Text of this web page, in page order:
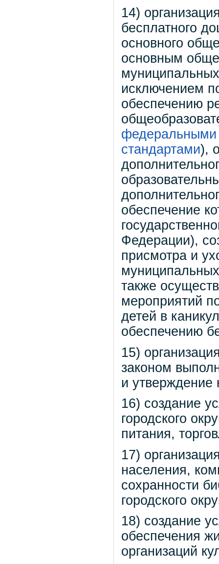
14)
бесплатного
основного
основным
исключением
обеспечению
федеральными
стандартами),
обеспечение
Федерации),
присмотра и
также
мероприятий
детей в
обеспечению
15)
законом
и утверждение
16) создание
городского
питания,
17)
населения,
сохранности
городского
18) создание
обеспечения
организаций